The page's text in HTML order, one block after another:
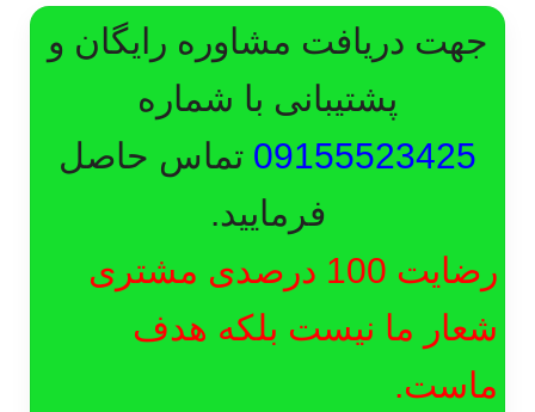
جهت دریافت مشاوره رایگان و
پشتیبانی با شماره
09155523425 تماس حاصل
فرمایید.
رضایت 100 درصدی مشتری
شعار ما نیست بلکه هدف
ماست.